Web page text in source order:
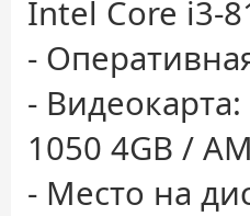
Intel Core i3-
-
- Видеокарта:
1050 4GB /
- Место на